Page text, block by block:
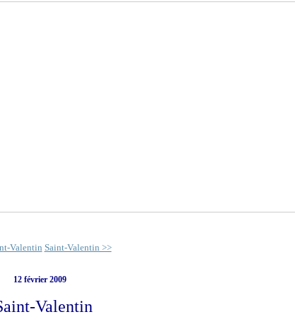
Valentin Saint-Valentin >>
12 février 2009
Valentin